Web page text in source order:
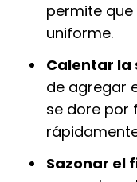
permite
uniforme.
Calentar la
de agregar
se dore por
Sazonar el